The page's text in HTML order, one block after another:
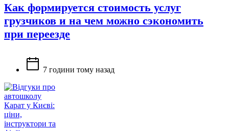
Как формируется стоимость услуг
грузчиков и на чем можно сэкономить
при переезде
7 години тому назад